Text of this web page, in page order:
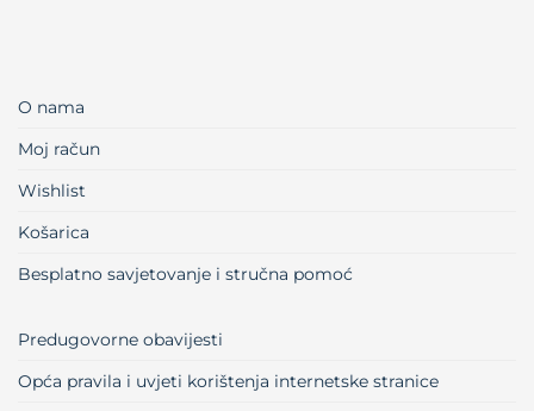
O nama
Moj račun
Wishlist
Košarica
Besplatno savjetovanje i stručna pomoć
Predugovorne obavijesti
Opća pravila i uvjeti korištenja internetske stranice